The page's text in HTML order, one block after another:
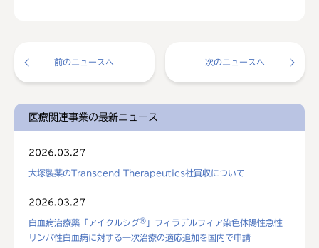
前のニュースへ 次のニュースへ
医療関連事業の最新ニュース
2026.03.27
大塚製薬のTranscend Therapeutics社買収について
2026.03.27
白血病治療薬「アイクルシグ® 」フィラデルフィア染色体陽性急性
リンパ性白血病に対する一次治療の適応追加を国内で申請